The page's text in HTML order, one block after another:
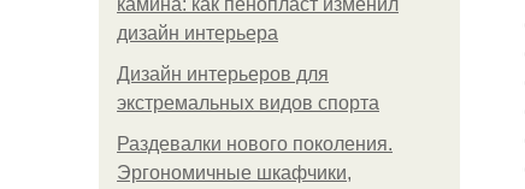
камина: как пенопласт изменил
дизайн интерьера
Дизайн интерьеров для
экстремальных видов спорта
Раздевалки нового поколения.
Эргономичные шкафчики,